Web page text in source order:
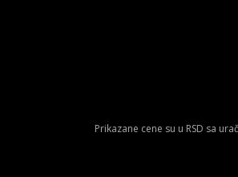
Prikazane cene su u RSD sa